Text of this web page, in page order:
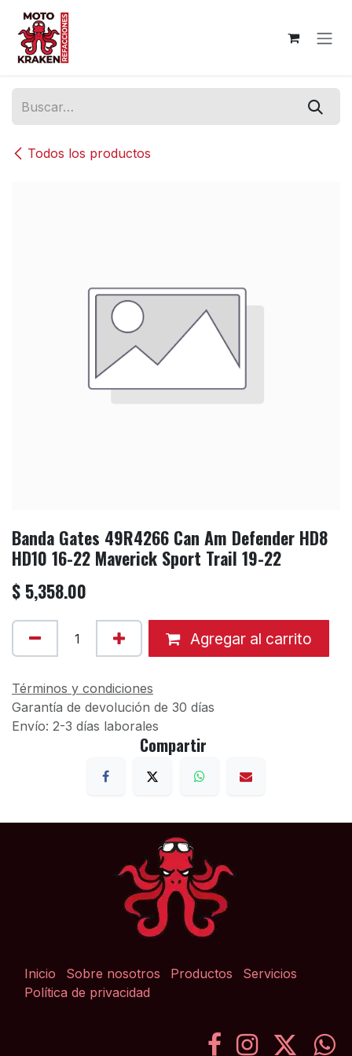
Ir al contenido
Todos los productos
Banda Gates 49R4266 Can Am Defender HD8
HD10 16-22 Maverick Sport Trail 19-22
$ 5,358.00
Agregar al carrito
Términos y condiciones
Garantía de devolución de 30 días
Envío: 2-3 días laborales
Compartir
Inicio Sobre nosotros Productos
Servicios
Política de privacidad